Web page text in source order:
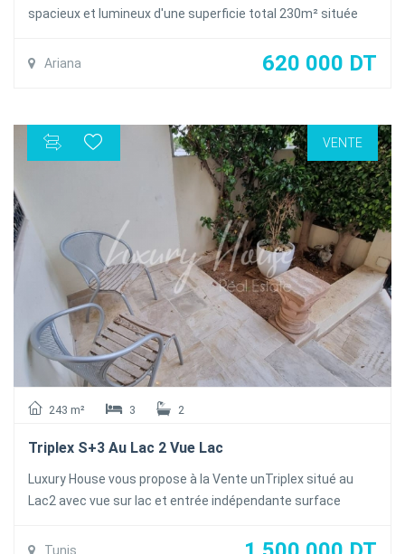
spacieux et lumineux d'une superficie total 230m² située
Le duplex se compose comme suit :
dégagée , une salle d'eau invites , une cuisine équipée avec
séchoir , un séjour avec balcon
A l'étage Une grande suite parentale avec trois dressing
ouvrant sur un balcon et deux chambres à coucher avec
Au sous-sol : deux places de parking et un cellier
Le duplex est dotés de la climatisation en Split et du
chauffage central .
Ariana 620 000 DT
VENTE
243 m² 3 2
Triplex S+3 Au Lac 2 Vue Lac
Luxury House vous propose à la Vente unTriplex situé au
Lac2 avec vue sur lac et entrée indépendante surface
terrasse, au rez de chaussée on a un salon,une salle à
Tunis